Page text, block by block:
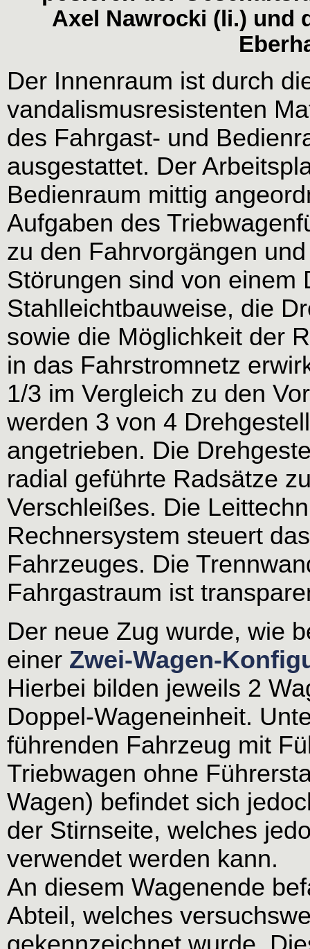
Axel Nawrocki (li.) und
Der Innenraum ist durch
vandalismusresistenten
des Fahrgast- und
ausgestattet. Der
Bedienraum mittig
Aufgaben des
zu den Fahrvorgängen
Störungen sind von einem
Stahlleichtbauweise, die
sowie die Möglichkeit der
in das Fahrstromnetz
1/3 im Vergleich zu den
werden 3 von 4
angetrieben. Die
radial geführte Radsätze
Verschleißes. Die
Rechnersystem steuert
Fahrzeuges. Die
Fahrgastraum ist
Der neue Zug wurde, wie
einer Zwei-Wagen-
Hierbei bilden jeweils 2
Doppel-Wageneinheit.
führenden Fahrzeug mit
Triebwagen ohne
Wagen) befindet sich
der Stirnseite, welches
verwendet werden kann.
An diesem Wagenende
Abteil, welches